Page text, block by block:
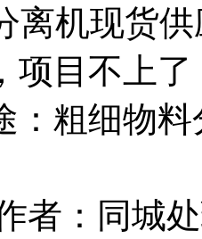
离机现货
项目不上
：粗细物
者： 同城